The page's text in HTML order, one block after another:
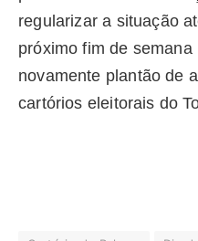
regularizar a situação
próximo fim de
novamente plantão de
cartórios eleitorais do